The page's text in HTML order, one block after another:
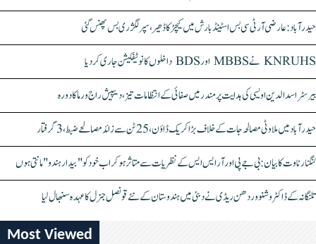
حیدرآباد: عارضی آر ٹی سی بس اسٹینڈ بارش میں کیچڑ کا ڈھیر، سپر لگژری بس پھنس گئی
KNRUHS نے MBBS اور BDS داخلوں کا نوٹیفکیشن جاری کر دیا
بیرسٹر اسدالدین اویسی کی ہدایت پر مندر میں صفائی کے انتظامات تیز، دیپیش راج ورما کا دورہ
حیدرآباد میں ملاوٹی مصالحہ جات کے خلاف بڑا کریک ڈاؤن، 25 ٹن سے زائد مصالحے ضبط، 3 گرفتار
کنگنا رناوت کا بیان: بی جے پی اور آر ایس ایس کے نظریات سے متاثر ہو کر اب خود کو "بیدار ہندو" مانتی ہوں
تلنگانہ کے ڈاکٹر وشنو وردھن ریڈی نے دبئی میں ہندوستان کے نئے قونصل جنرل کا عہدہ سنبھال لیا
Most Viewed